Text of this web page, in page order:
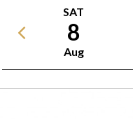
SAT
8
Aug